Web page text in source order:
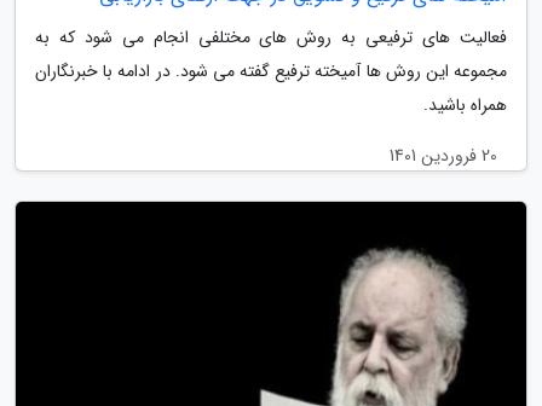
فعالیت های ترفیعی به روش های مختلفی انجام می شود که به
مجموعه این روش ها آمیخته ترفیع گفته می شود. در ادامه با خبرنگاران
همراه باشید.
20 فروردین 1401